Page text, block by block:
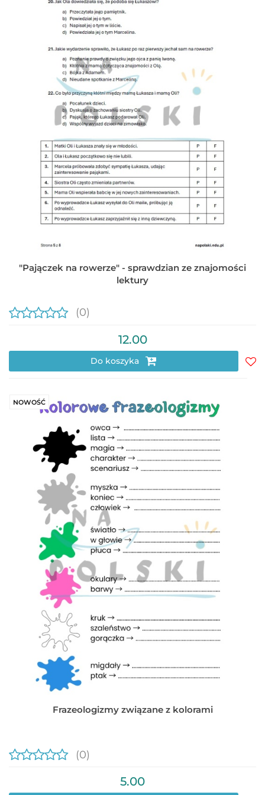
"Pajączek na rowerze" - sprawdzian ze znajomości
lektury
(0)
12.00
Do koszyka
NOWOŚĆ
Frazeologizmy związane z kolorami
(0)
5.00